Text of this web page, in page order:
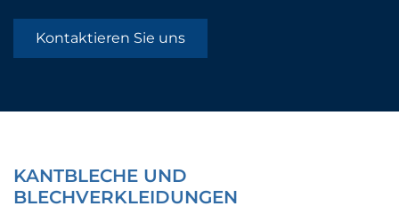
Kontaktieren Sie uns
KANTBLECHE UND
BLECHVERKLEIDUNGEN